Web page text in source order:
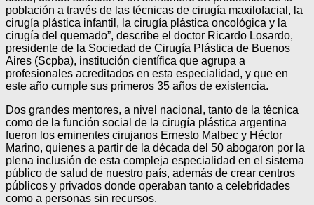
población a través de las técnicas de cirugía maxilofacial, la
cirugía plástica infantil, la cirugía plástica oncológica y la
cirugía del quemado”, describe el doctor Ricardo Losardo,
presidente de la Sociedad de Cirugía Plástica de Buenos
Aires (Scpba), institución científica que agrupa a
profesionales acreditados en esta especialidad, y que en
este año cumple sus primeros 35 años de existencia.
Dos grandes mentores, a nivel nacional, tanto de la técnica
como de la función social de la cirugía plástica argentina
fueron los eminentes cirujanos Ernesto Malbec y Héctor
Marino, quienes a partir de la década del 50 abogaron por la
plena inclusión de esta compleja especialidad en el sistema
público de salud de nuestro país, además de crear centros
públicos y privados donde operaban tanto a celebridades
como a personas sin recursos.